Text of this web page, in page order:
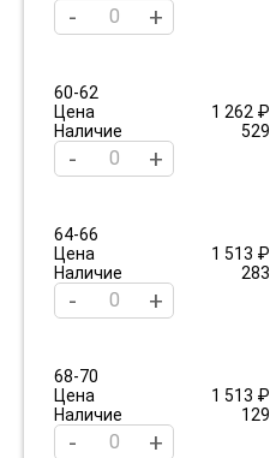
- +
60-62
Цена
1 262 ₽
Наличие
529
- +
64-66
Цена
1 513 ₽
Наличие
283
- +
68-70
Цена
1 513 ₽
Наличие
129
- +